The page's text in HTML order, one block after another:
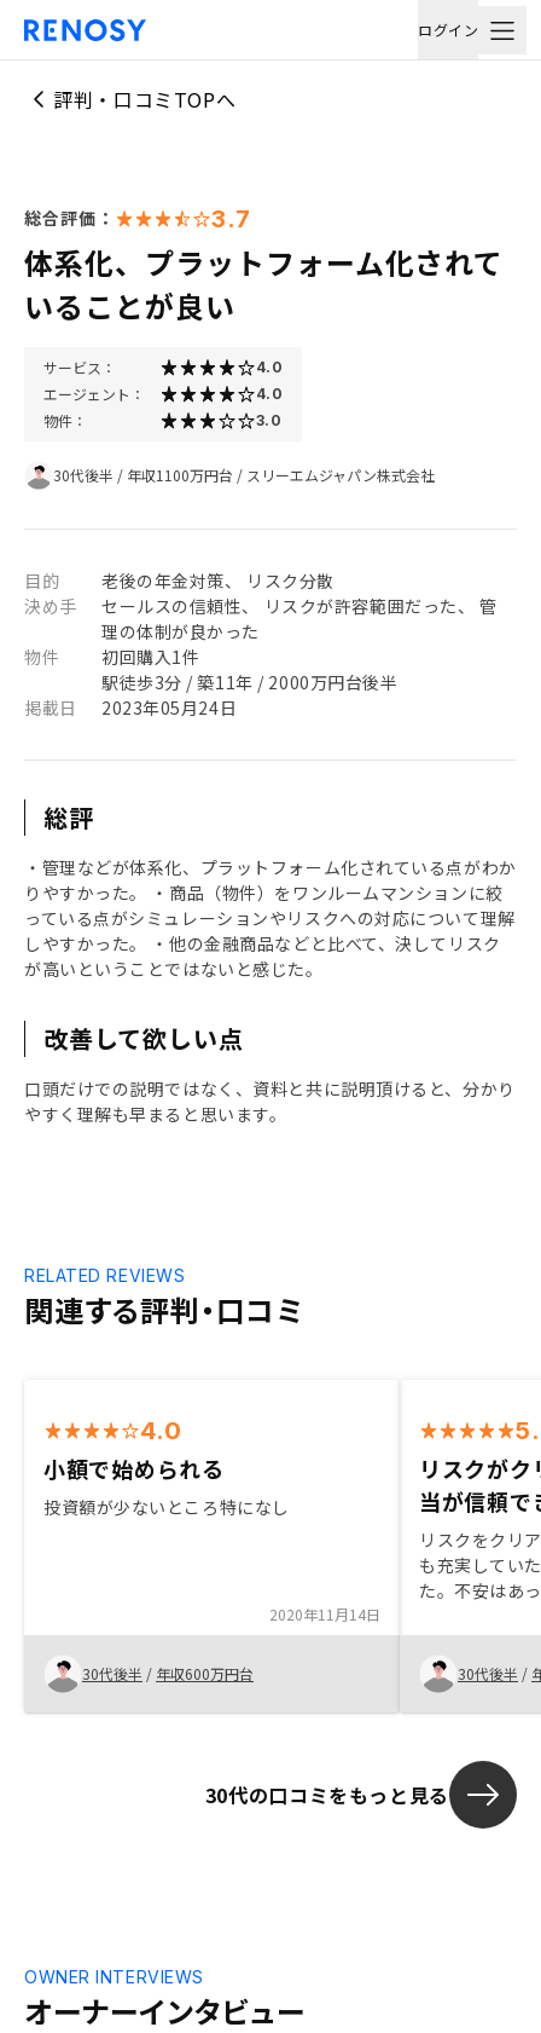
ログイン
評判・口コミTOPへ
総合評価： 3.7
体系化、プラットフォーム化されて
いることが良い
サービス： 4.0
エージェント： 4.0
物件： 3.0
30代後半 / 年収1100万円台 / スリーエムジャパン株式会社
目的
老後の年金対策、 リスク分散
決め手
セールスの信頼性、 リスクが許容範囲だった、 管
理の体制が良かった
物件
初回購入1件
駅徒歩3分 / 築11年 / 2000万円台後半
掲載日
2023年05月24日
総評
・管理などが体系化、プラットフォーム化されている点がわか
りやすかった。 ・商品（物件）をワンルームマンションに絞
っている点がシミュレーションやリスクへの対応について理解
しやすかった。 ・他の金融商品などと比べて、決してリスク
が高いということではないと感じた。
改善して欲しい点
口頭だけでの説明ではなく、資料と共に説明頂けると、分かり
やすく理解も早まると思います。
関連する評判・口コミ
RELATED REVIEWS
4.0
小額で始められる
投資額が少ないところ特になし
2020年11月14日
30代後半 / 年収600万円台
リスクが
当が信頼で
リスクをクリ
も充実してい
た。不安はあ
った！投資用
に近いのでは
身の住まいも
います。
30代後半 /
30代の口コミをもっと見る
オーナーインタビュー
OWNER INTERVIEWS